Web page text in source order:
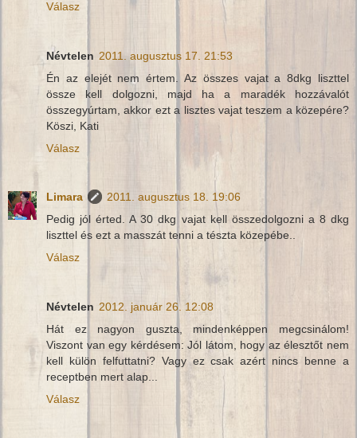
Válasz
Névtelen 2011. augusztus 17. 21:53
Én az elejét nem értem. Az összes vajat a 8dkg liszttel
össze kell dolgozni, majd ha a maradék hozzávalót
összegyúrtam, akkor ezt a lisztes vajat teszem a közepére?
Köszi, Kati
Válasz
Limara
2011. augusztus 18. 19:06
Pedig jól érted. A 30 dkg vajat kell összedolgozni a 8 dkg
liszttel és ezt a masszát tenni a tészta közepébe..
Válasz
Névtelen 2012. január 26. 12:08
Hát ez nagyon guszta, mindenképpen megcsinálom!
Viszont van egy kérdésem: Jól látom, hogy az élesztőt nem
kell külön felfuttatni? Vagy ez csak azért nincs benne a
receptben mert alap...
Válasz